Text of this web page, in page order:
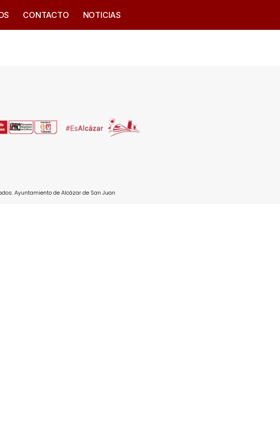
CONTACTO NOTICIAS
Ayuntamiento de Alcázar de San Juan